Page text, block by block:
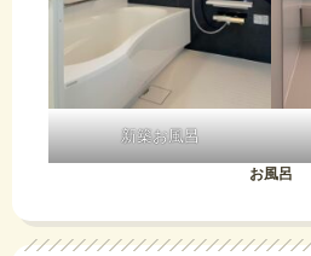
新築お風呂
お風呂